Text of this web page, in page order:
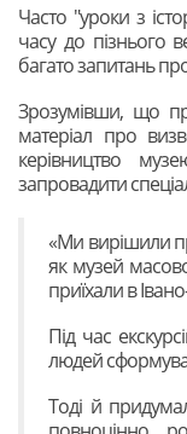
Часто "уроки з
часу до пізнього
багато запитань
Зрозумівши, що
матеріал про
керівництво
запровадити
«Ми вирішили
як музей
приїхали в
Під час
людей
Тоді й